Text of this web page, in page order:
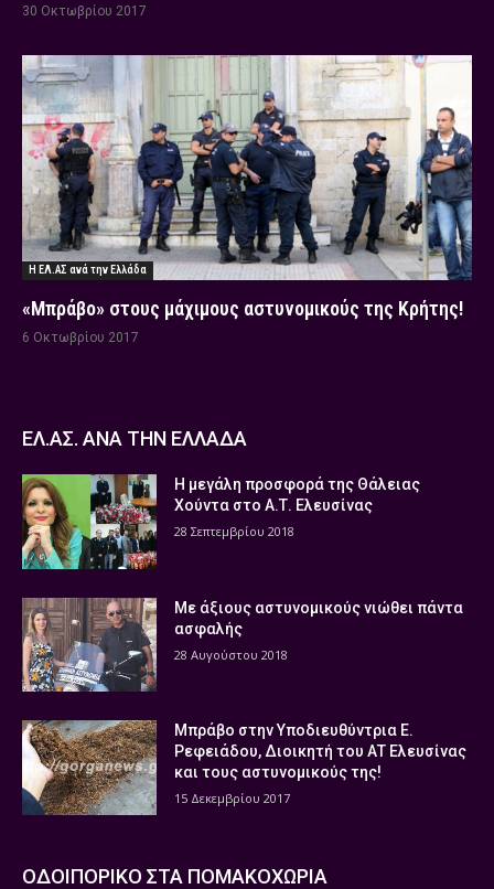
30 Οκτωβρίου 2017
Η ΕΛ.ΑΣ ανά την Ελλάδα
«Μπράβο» στους μάχιμους αστυνομικούς της Κρήτης!
6 Οκτωβρίου 2017
ΕΛ.ΑΣ. ΑΝΑ ΤΗΝ ΕΛΛΑΔΑ
Η μεγάλη προσφορά της Θάλειας
Χούντα στο Α.Τ. Ελευσίνας
28 Σεπτεμβρίου 2018
Με άξιους αστυνομικούς νιώθει πάντα
ασφαλής
28 Αυγούστου 2018
Μπράβο στην Υποδιευθύντρια Ε.
Ρεφειάδου, Διοικητή του ΑΤ Ελευσίνας
και τους αστυνομικούς της!
15 Δεκεμβρίου 2017
ΟΔΟΙΠΟΡΙΚΟ ΣΤΑ ΠΟΜΑΚΟΧΩΡΙΑ